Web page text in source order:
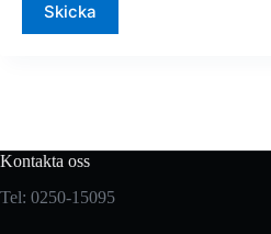
Skicka
Kontakta oss
Tel: 0250-15095